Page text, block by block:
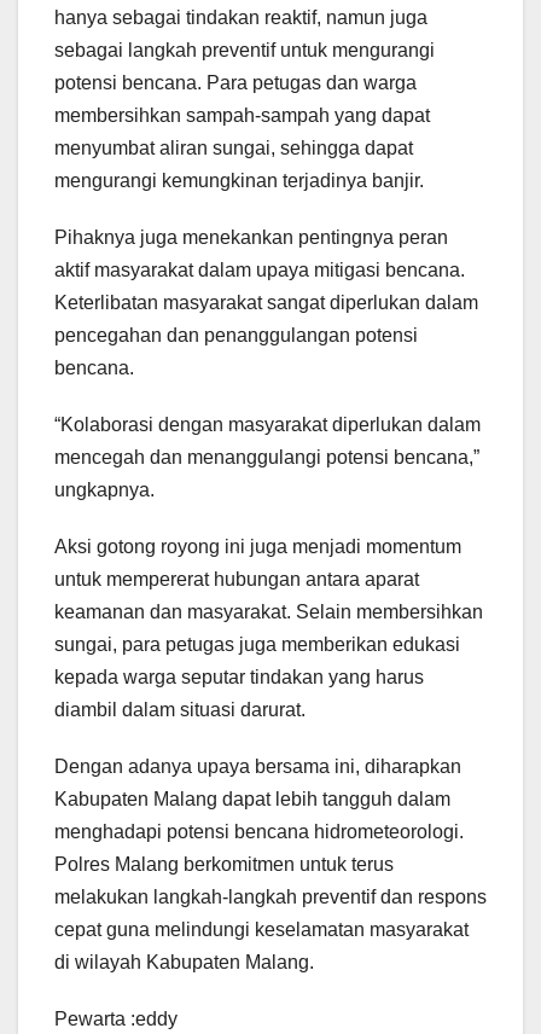
hanya sebagai tindakan reaktif, namun juga
sebagai langkah preventif untuk mengurangi
potensi bencana. Para petugas dan warga
membersihkan sampah-sampah yang dapat
menyumbat aliran sungai, sehingga dapat
mengurangi kemungkinan terjadinya banjir.
Pihaknya juga menekankan pentingnya peran
aktif masyarakat dalam upaya mitigasi bencana.
Keterlibatan masyarakat sangat diperlukan dalam
pencegahan dan penanggulangan potensi
bencana.
“Kolaborasi dengan masyarakat diperlukan dalam
mencegah dan menanggulangi potensi bencana,”
ungkapnya.
Aksi gotong royong ini juga menjadi momentum
untuk mempererat hubungan antara aparat
keamanan dan masyarakat. Selain membersihkan
sungai, para petugas juga memberikan edukasi
kepada warga seputar tindakan yang harus
diambil dalam situasi darurat.
Dengan adanya upaya bersama ini, diharapkan
Kabupaten Malang dapat lebih tangguh dalam
menghadapi potensi bencana hidrometeorologi.
Polres Malang berkomitmen untuk terus
melakukan langkah-langkah preventif dan respons
cepat guna melindungi keselamatan masyarakat
di wilayah Kabupaten Malang.
Pewarta :eddy